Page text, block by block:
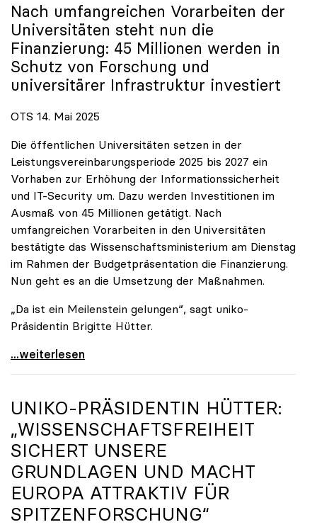
Nach umfangreichen Vorarbeiten der
Universitäten steht nun die
Finanzierung: 45 Millionen werden in
Schutz von Forschung und
universitärer Infrastruktur investiert
OTS 14. Mai 2025
Die öffentlichen Universitäten setzen in der
Leistungsvereinbarungsperiode 2025 bis 2027 ein
Vorhaben zur Erhöhung der Informationssicherheit
und IT-Security um. Dazu werden Investitionen im
Ausmaß von 45 Millionen getätigt. Nach
umfangreichen Vorarbeiten in den Universitäten
bestätigte das Wissenschaftsministerium am Dienstag
im Rahmen der Budgetpräsentation die Finanzierung.
Nun geht es an die Umsetzung der Maßnahmen.
„Da ist ein Meilenstein gelungen“, sagt uniko-
Präsidentin Brigitte Hütter.
Universitäten wappnen sich gegen zunehmende Gefahr
...weiterlesen
UNIKO-PRÄSIDENTIN HÜTTER:
„WISSENSCHAFTSFREIHEIT
SICHERT UNSERE
GRUNDLAGEN UND MACHT
EUROPA ATTRAKTIV FÜR
SPITZENFORSCHUNG“